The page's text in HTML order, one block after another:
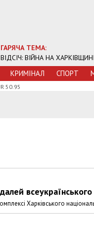
ГАРЯЧА ТЕМА:
ВІДСІЧ: ВІЙНА НА ХАРКІВЩИНІ
КРИМIНАЛ СПОРТ
50.95
всеукраїнського
Харківського